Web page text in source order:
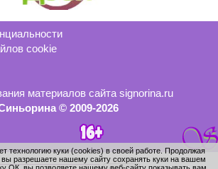
cookie
материалов сайта signorina.ru
© 2009-2026
технологию куки (cookies) в своей работе. Продолжая
вы разрешаете нашему сайту сохранять куки на вашем